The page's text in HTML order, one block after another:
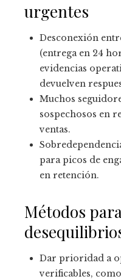
urgentes
Desconexión
(entrega en 24
evidencias
devuelven
Muchos
sospechosos en
ventas.
para picos de
en retención.
Métodos
Dar prioridad a
verificables,